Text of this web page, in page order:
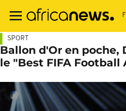
contenu
SPORT
Ballon d'Or en poche,
le "Best FIFA Football